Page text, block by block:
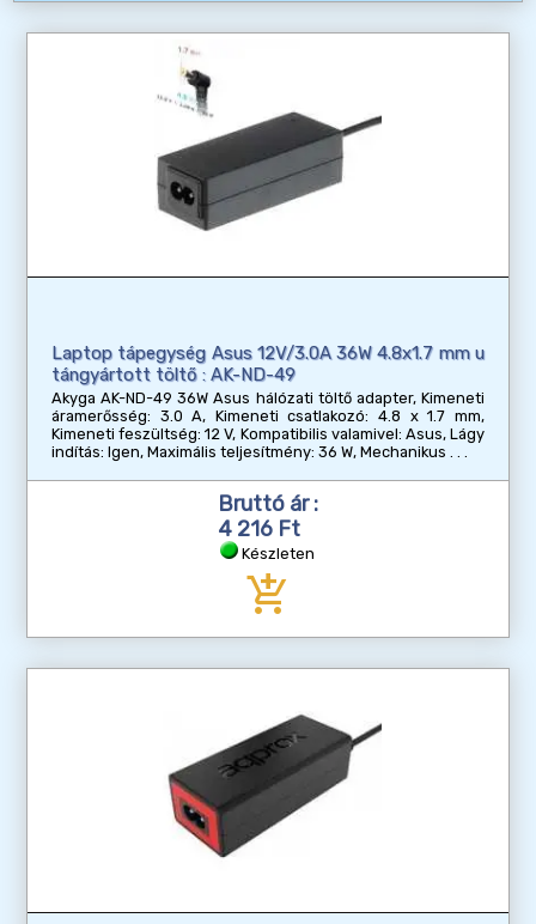
Laptop tápegység Asus 12V/3.0A 36W 4.8x1.7 mm u
tángyártott töltő : AK-ND-49
Akyga AK-ND-49 36W Asus hálózati töltő adapter, Kimeneti
áramerősség: 3.0 A, Kimeneti csatlakozó: 4.8 x 1.7 mm,
Kimeneti feszültség: 12 V, Kompatibilis valamivel: Asus, Lágy
indítás: Igen, Maximális teljesítmény: 36 W, Mechanikus
Bruttó ár :
4 216 Ft
Készleten
add_shopping_cart